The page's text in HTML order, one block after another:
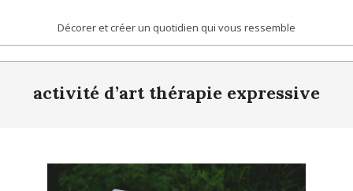
COCON
|
DÉCORATION
LIVING
Décorer et créer un quotidien qui vous ressemble
Navigationactivité d’art thérapie expressive